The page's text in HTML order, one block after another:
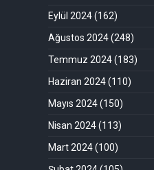
Eylül 2024(162)
Ağustos 2024(248)
Temmuz 2024(183)
Haziran 2024(110)
Mayıs 2024(150)
Nisan 2024(113)
Mart 2024(100)